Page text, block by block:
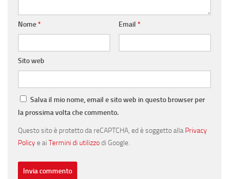
Nome* Email *
Sito web
Salva il mio nome, email e sito web in questo browser per
la prossima volta che commento.
Questo sito è protetto da reCAPTCHA, ed è soggetto alla Privacy
Policye ai Termini di utilizzodi Google.